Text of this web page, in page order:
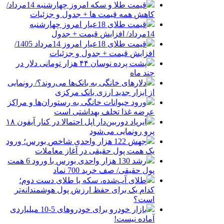
قیمت طلا و سکه امروز چهارشنبه 14مرداد/
کاهش همه قیمت ها + جدول و جزئیات
قیمت طلای 18عیار امروز چهارشنبه
14مرداد/ افزایش قیمت + جدول
قیمت طلای 18عیار امروز 14مرداد 1405/
افزایش قیمت + جدول و جزئیات
پشت پرده نوسان ۴۴ هزار تومانی دلار در
چند ماه
دلارهای خانگی به بانک‌ها می‌روند؟/ رونمایی
از ابزار جدید ارزی بانک مرکزی
ورود حیوانات خانگی به رستوران‌ها و مراکز
عرضه غذا تخلف بهداشتی است
ایرپاد دوربین‌دار اپل احتمالا در کنار آیفون ۱۸
پرو رونمایی می‌شود
جهش 122 هزار واحدی شاخص بورس؛ ورود
یک همت پول حقیقی در آغاز معاملات
رشد 130 هزار واحدی بورس با ورود 6 همت
پول حقیقی/ صف خرید 700 نماد
طلای آب‌شده، سکه یا طلای دست دوم؛
کدام یک برای حفظ ارزش پول هوشمندانه‌تر
است؟
بازار خودرو برای خودروهای 5-10 میلیاردی
آماده نیست!